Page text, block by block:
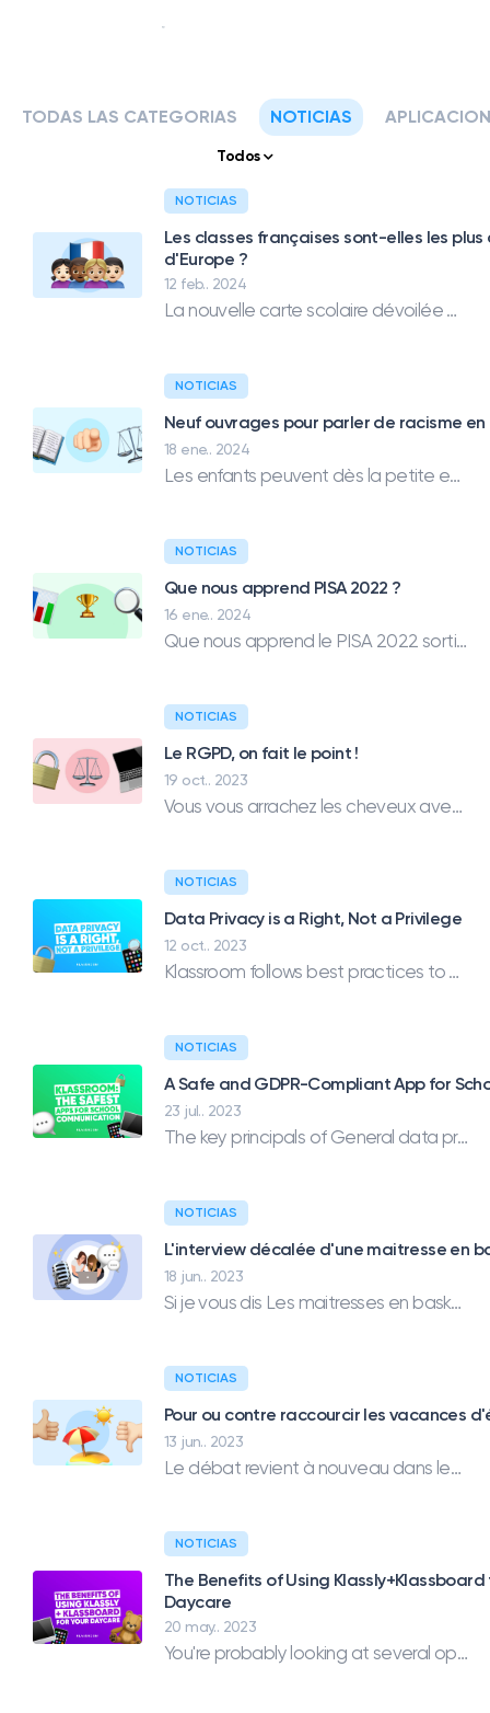
APLICACIONES Y HERRAMIENTAS
Klassly (ex Klassroom)
La aplicación para profesores y familias.
CARACTERISTICAS
Libro de clases
Crea tu fotolibro
Gestiona todas tus tareas
Noticias/Blog
Solicitar presupuesto
Crear mi cuenta
Iniciar sesión?language=all&type=news
TODAS LAS CATEGORIAS NOTICIAS
Todos
NOTICIAS
Les classes françaises sont-elles les
d'Europe ?
12 feb.. 2024
La nouvelle carte scolaire dévoilée pour la rentrée 2024 prévoit des suppressions de postes dans le premier degré. Les effectifs des classes en France sont-ils plus légers qu'ailleurs ?
NOTICIAS
Neuf ouvrages pour parler de racisme en
18 ene.. 2024
Les enfants peuvent dès la petite enfance être exposé au racisme ou l'ostracisation. Ce n'est pas toujours facile de trouver les bons mots pour aborder ces sujets. Voici une sélection de neuf ouvrages jeunesse qui peuvent vous accompagner.
NOTICIAS
Que nous apprend PISA 2022 ?
16 ene.. 2024
Que nous apprend le PISA 2022 sorti le 5 décembre 2023 ? Quelles sont les points forts et les points faibles du système français ?
NOTICIAS
Le RGPD, on fait le point !
19 oct.. 2023
Vous vous arrachez les cheveux avec le RGPD ? On répond à vos questions en toute simplicité.
NOTICIAS
Data Privacy is a Right, Not a Privilege
12 oct.. 2023
Klassroom follows best practices to ensure transparency of data processing. Unlike most of the apps you’re using in edtech today. The key principles of General Data Protection Regulations are Lawfulness, Fairness, Transparency, Purpose limitation, Data minimization, Accuracy, Storage limitation, Integrity and confidentiality, and Accountability. Klassroom respects all of these principles. The apps you are using today have not put all these principles into place in the practical sense even if they are making it a part of their marketing. Choose an app that was founded on the concepts of data protection and respect of privacy.
NOTICIAS
A Safe and GDPR-Compliant App for
23 jul.. 2023
The key principals of General data protection regulations are Lawfulness, Fairness, transparency, Purpose limitation, Data minimization, Accuracy, Storage limitation, Integrity and confidentiality, and Accountability. You’ll find Klassroom respects all of these principals.
NOTICIAS
L'interview décalée d'une maitresse en
18 jun.. 2023
Si je vous dis Les maitresses en baskets, vous avez probablement déjà entendu parler d’elles. Nina et Anaïs, toutes les deux professeurs des écoles, animent ensemble un compte Instagram avec 60 000 abonnés et sont autrices pour les éditions Hatier.
NOTICIAS
Pour ou contre raccourcir les vacances
13 jun.. 2023
Le débat revient à nouveau dans les médias, que pensez-vous de cette proposition ?
NOTICIAS
The Benefits of Using Klassly+Klassboard
Daycare
20 may.. 2023
You're probably looking at several options for communicating within your daycare and with parents of the children you're welcoming. You don't want to compromise on privacy, easy and fun layouts that reflect your atmosphere, a social media like approach that encourages collaboration with parents and trusting relationships, and the boundaries your team of caregivers deserve. The following articles gives a couple reasons why you should consider Klassly and The klassboard. If you don't want to have to worry about communication related frustrations anymore in your daycare and can focus on what matters, the kids.